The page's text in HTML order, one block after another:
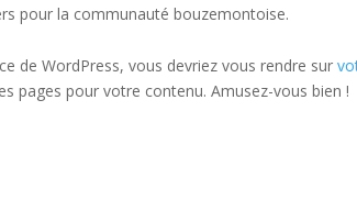
pour la communauté bouzemontoise.
de WordPress, vous devriez vous rendre sur
pages pour votre contenu. Amusez-vous bien !